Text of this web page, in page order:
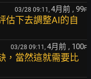
03/28 09:11, 4月前 , 99F
估下去調整AI的自
03/28 09:11, 4月前 , 100F
，當然這就需要比